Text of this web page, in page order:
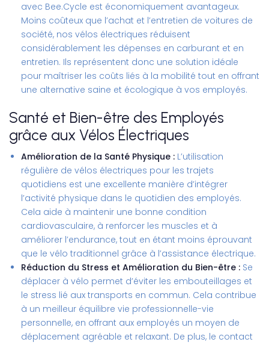
avec Bee.Cycle est économiquement avantageux.
Moins coûteux que l’achat et l’entretien de voitures de
société, nos vélos électriques réduisent
considérablement les dépenses en carburant et en
entretien. Ils représentent donc une solution idéale
pour maîtriser les coûts liés à la mobilité tout en offrant
une alternative saine et écologique à vos employés.
Santé et Bien-être des Employés
grâce aux Vélos Électriques
Amélioration de la Santé Physique : L’utilisation
régulière de vélos électriques pour les trajets
quotidiens est une excellente manière d’intégrer
l’activité physique dans le quotidien des employés.
Cela aide à maintenir une bonne condition
cardiovasculaire, à renforcer les muscles et à
améliorer l’endurance, tout en étant moins éprouvant
que le vélo traditionnel grâce à l’assistance électrique.
Réduction du Stress et Amélioration du Bien-être : Se
déplacer à vélo permet d’éviter les embouteillages et
le stress lié aux transports en commun. Cela contribue
à un meilleur équilibre vie professionnelle-vie
personnelle, en offrant aux employés un moyen de
déplacement agréable et relaxant. De plus, le contact